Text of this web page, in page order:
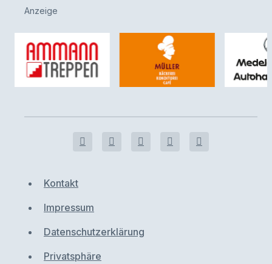
Anzeige
Kontakt
Impressum
Datenschutzerklärung
Privatsphäre